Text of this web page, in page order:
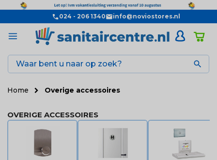
024 - 206 1340 info@noviostores.nl

Home Overige accessoires
OVERIGE ACCESSOIRES